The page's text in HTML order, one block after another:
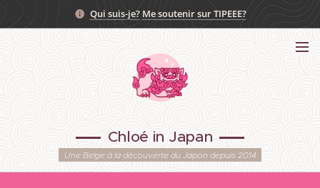
Qui suis-je? Me soutenir sur TIPEEE?
Chloé in Japan
Une Belge à la découverte du Japon depuis 2014